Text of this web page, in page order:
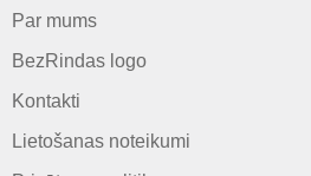
Par mums
BezRindas logo
Kontakti
Lietošanas noteikumi